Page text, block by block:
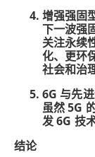
增强强固
下一波强
关注永续
化、更环
社会和治
6G 与先
虽然 5G
发 6G 技
结论